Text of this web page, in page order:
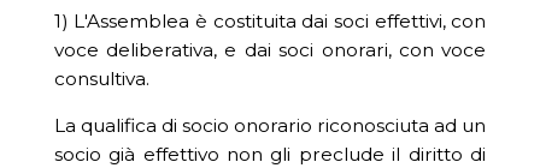
1) L'Assemblea è costituita dai soci effettivi, con
voce deliberativa, e dai soci onorari, con voce
consultiva.
La qualifica di socio onorario riconosciuta ad un
socio già effettivo non gli preclude il diritto di